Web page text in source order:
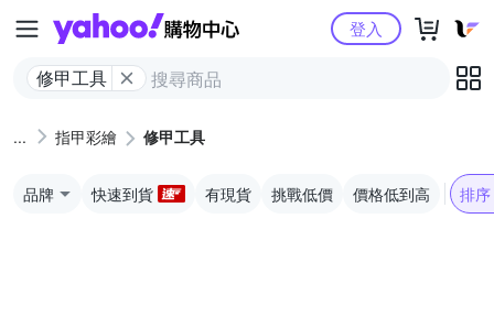
Yahoo購物中心
修甲工具
登入
指甲彩繪 修甲工具
品牌 快速到貨 有現貨 挑戰低價 價格低到高 排序